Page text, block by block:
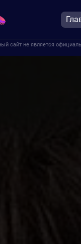
сайт не является